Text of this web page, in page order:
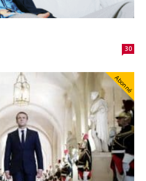
30
Abonné